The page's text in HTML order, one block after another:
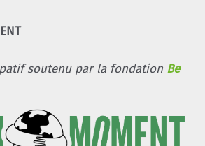
soutenu par la fondation Be